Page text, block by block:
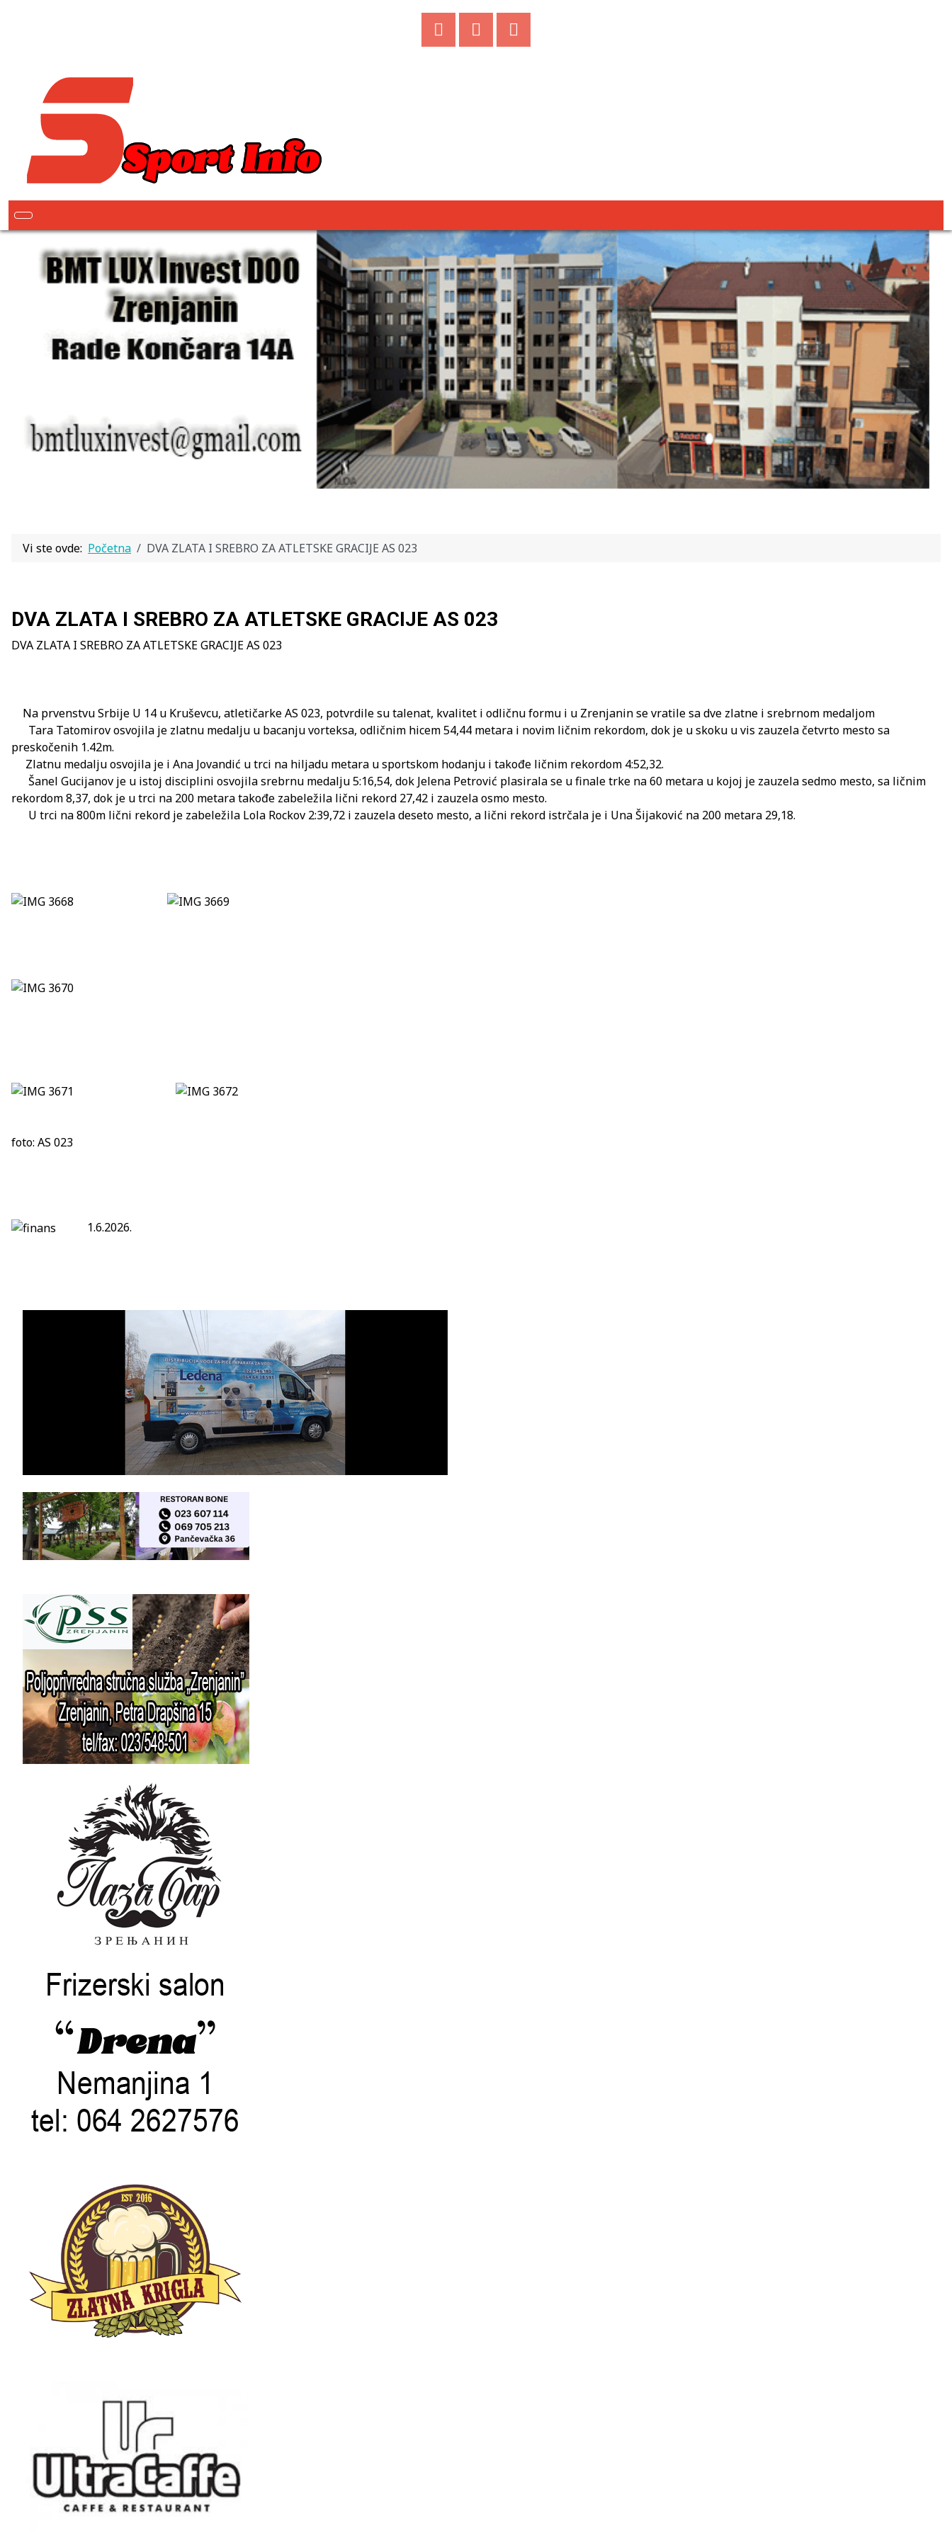
Vi ste ovde: Početna DVA ZLATA I SREBRO ZA ATLETSKE GRACIJE AS 023
DVA ZLATA I SREBRO ZA ATLETSKE GRACIJE AS 023
DVA ZLATA I SREBRO ZA ATLETSKE GRACIJE AS 023
Na prvenstvu Srbije U 14 u Kruševcu, atletičarke AS 023, potvrdile su talenat, kvalitet i odličnu formu i u Zrenjanin se vratile sa dve zlatne i srebrnom medaljom
Tara Tatomirov osvojila je zlatnu medalju u bacanju vorteksa, odličnim hicem 54,44 metara i novim ličnim rekordom, dok je u skoku u vis zauzela četvrto mesto sa
preskočenih 1.42m.
Zlatnu medalju osvojila je i Ana Jovandić u trci na hiljadu metara u sportskom hodanju i takođe ličnim rekordom 4:52,32.
Šanel Gucijanov je u istoj disciplini osvojila srebrnu medalju 5:16,54, dok Jelena Petrović plasirala se u finale trke na 60 metara u kojoj je zauzela sedmo mesto, sa ličnim
rekordom 8,37, dok je u trci na 200 metara takođe zabeležila lični rekord 27,42 i zauzela osmo mesto.
U trci na 800m lični rekord je zabeležila Lola Rockov 2:39,72 i zauzela deseto mesto, a lični rekord istrčala je i Una Šijaković na 200 metara 29,18.
foto: AS 023
1.6.2026.